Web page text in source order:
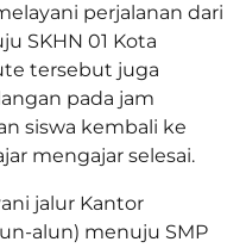
perjalanan dari
SKHN 01 Kota
tersebut juga
pada jam
siswa kembali ke
mengajar selesai.
jalur Kantor
alun) menuju SMP